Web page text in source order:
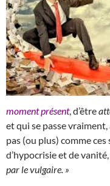
moment présent, d’être
et qui se passe
pas (ou plus) comme
d’hypocrisie et de
par le vulgaire. »